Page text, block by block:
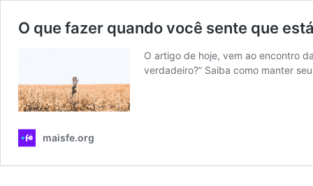
O que fazer quando você sente que
O artigo de hoje, vem ao encontro
verdadeiro?” Saiba como manter
maisfe.org